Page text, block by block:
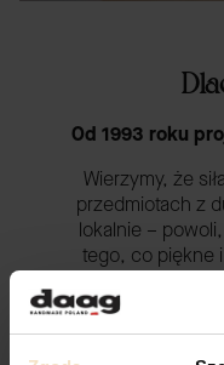
Od 1993 roku
Wierzymy, że
przedmiotach z
lokalnie –
tego, co piękne